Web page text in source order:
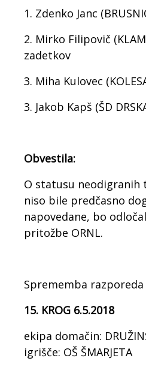
1. Zdenko Janc
2. Mirko Filipovič
zadetkov
3. Miha Kulovec
3. Jakob Kapš (ŠD
Obvestila:
O statusu neodigranih
niso bile predčasno
napovedane, bo
pritožbe ORNL.
Sprememba razporeda
15. KROG 6.5.2018
ekipa domačin:
igrišče: OŠ ŠMARJETA